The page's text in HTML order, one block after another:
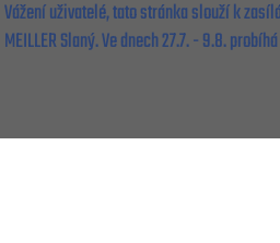
Vážení uživatelé, tato stránka slouží k
MEILLER Slaný. Ve dnech 27.7. - 9.8.